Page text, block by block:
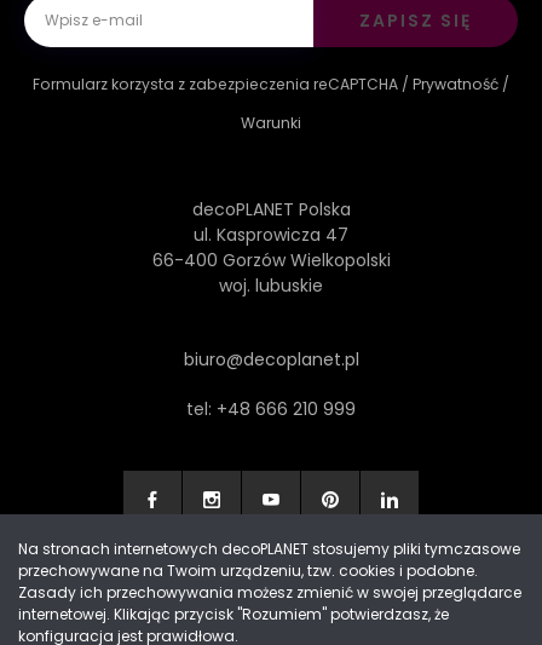
ZAPISZ SIĘ
Formularz korzysta z zabezpieczenia reCAPTCHA / Prywatność /
Warunki
decoPLANET Polska
ul. Kasprowicza 47
66-400 Gorzów Wielkopolski
woj. lubuskie
biuro@decoplanet.pl
tel: +48 666 210 999
Made with by Progres Media & decoPLANET
Na stronach internetowych decoPLANET stosujemy pliki tymczasowe
przechowywane na Twoim urządzeniu, tzw. cookies i podobne.
Zasady ich przechowywania możesz zmienić w swojej przeglądarce
internetowej. Klikając przycisk "Rozumiem" potwierdzasz, że
konfiguracja jest prawidłowa.